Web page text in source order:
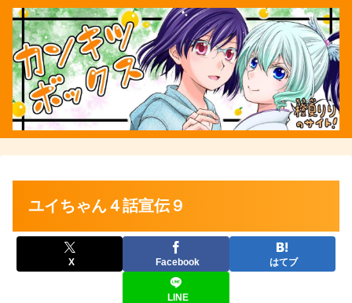
ユイちゃん４話宣伝９
X Facebook はてブ
LINE